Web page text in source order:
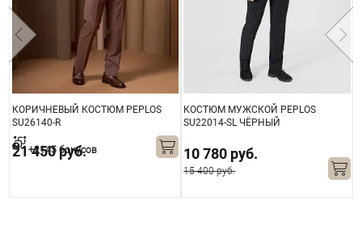
КОРИЧНЕВЫЙ КОСТЮМ PEPLOS
SU26140-R
21 450 руб.
+2145 бонусов
КОСТЮМ МУЖСКОЙ PEPLOS
SU22014-SL ЧЁРНЫЙ
10 780 руб.
15 400 руб.